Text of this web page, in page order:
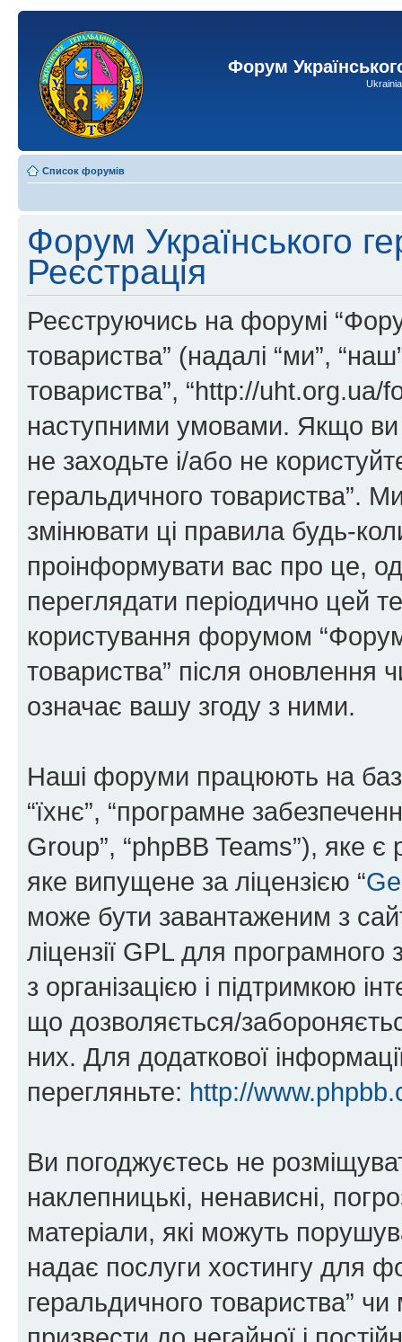
Форум
Список форумів
Форум Українського
Реєстрація
Реєструючись на форумі
товариства” (надалі “ми”,
товариства”, “http://uht.org.ua/
наступними умовами. Якщо ви
не заходьте і/або не
геральдичного товариства”.
змінювати ці правила будь-
проінформувати вас про це,
переглядати періодично цей
користування форумом
товариства” після оновлення
означає вашу згоду з ними.
Наші форуми працюють на
“їхнє”, “програмне
Group”, “phpBB Teams”), яке
яке випущене за ліцензією “
може бути завантаженим з
ліцензії GPL для
з організацією і підтримкою
що дозволяється/
них. Для додаткової
перегляньте: http://
Ви погоджуєтесь не
наклепницькі, ненависні,
матеріали, які можуть
надає послуги хостингу для
геральдичного товариства”